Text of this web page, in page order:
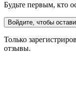
Будьте первым, кто
Войдите, чтобы
Только
отзывы.